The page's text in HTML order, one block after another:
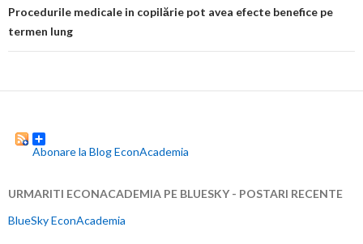
Procedurile medicale in copilărie pot avea efecte benefice pe
termen lung
Abonare la Blog EconAcademia
URMARITI ECONACADEMIA PE BLUESKY - POSTARI RECENTE
BlueSky EconAcademia